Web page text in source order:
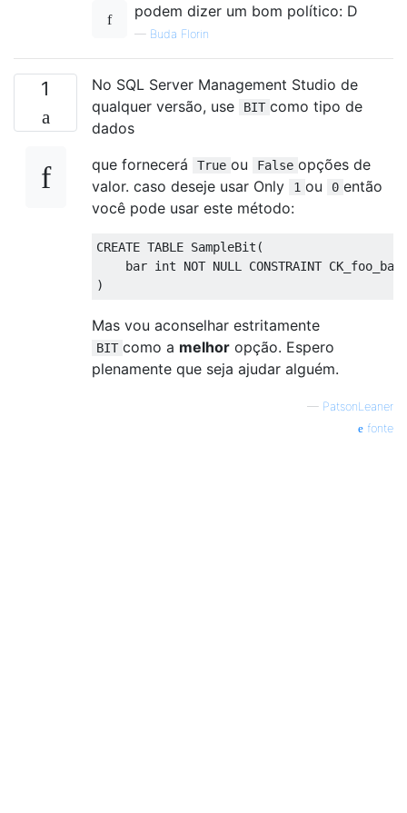
podem dizer um bom político: D
— Buda Florin
1
No SQL Server Management Studio de
qualquer versão, use
BIT como tipo de
dados
que fornecerá
True ou False opções de
valor. caso deseje usar Only
1 ou 0 então
você pode usar este método:
CREATE TABLE SampleBit (
    bar int
NOT NULL CONSTRAINT
)
Mas vou aconselhar estritamente
BIT como a melhor opção. Espero
plenamente que seja ajudar alguém.
— PatsonLeaner
fonte